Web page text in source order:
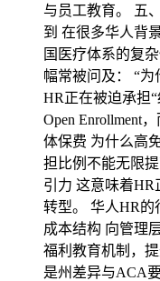
与员工教育。 五
到 在很多华人背
国医疗体系的复
幅常被问及： “为
HR正在被迫承担
Open Enrollment
体保费 为什么高
担比例不能无限
引力 这意味着HR
转型。 华人HR的
成本结构 向管理
福利教育机制，
是州差异与ACA